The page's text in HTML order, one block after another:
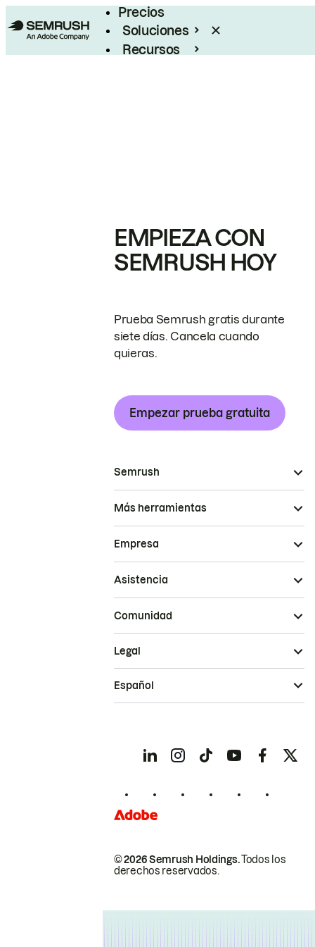
Precios
Soluciones
Recursos
EMPIEZA CON
SEMRUSH HOY
Prueba Semrush gratis durante
siete días. Cancela cuando
quieras.
Empezar prueba gratuita
Semrush
Más herramientas
Empresa
Asistencia
Comunidad
© 2026 Semrush Holdings.Todos los
derechos reservados.
Legal
Español